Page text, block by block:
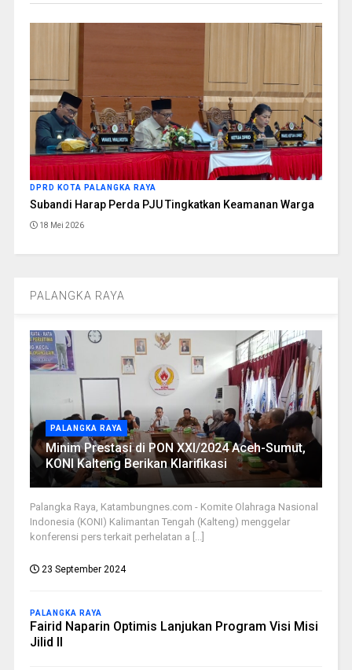
DPRD KOTA PALANGKA RAYA
Subandi Harap Perda PJU Tingkatkan Keamanan Warga
18 Mei 2026
PALANGKA RAYA
PALANGKA RAYA
Minim Prestasi di PON XXI/2024 Aceh-Sumut,
KONI Kalteng Berikan Klarifikasi
Palangka Raya, Katambungnes.com - Komite Olahraga Nasional
Indonesia (KONI) Kalimantan Tengah (Kalteng) menggelar
konferensi pers terkait perhelatan a [...]
23 September 2024
PALANGKA RAYA
Fairid Naparin Optimis Lanjukan Program Visi Misi
Jilid II